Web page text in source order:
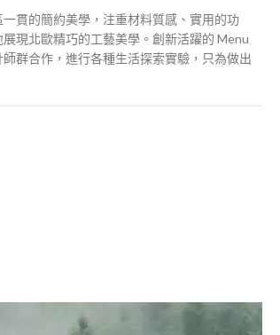
貫的簡約美學，注重材料質感、實用的功
現北歐精巧的工藝美學。創新活躍的 Menu
群合作，進行各種生活探索實驗，只為做出